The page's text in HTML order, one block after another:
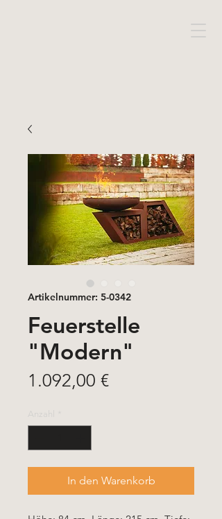
Artikelnummer: 5-0342
Feuerstelle
"Modern"
1.092,00 €Preis
Anzahl
In den Warenkorb